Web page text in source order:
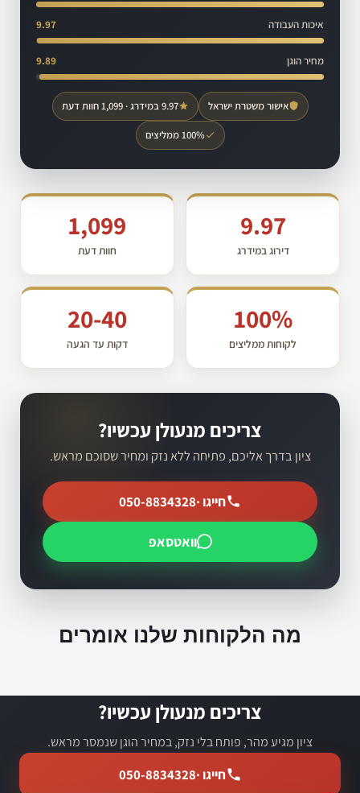
איכות העבודה 9.97
מחיר הוגן 9.89
אישור משטרת ישראל 9.97 במידרג · 1,099 חוות דעת
100% ממליצים
9.97
דירוג במידרג
1,099
חוות דעת
100%
לקוחות ממליצים
20-40
דקות עד הגעה
צריכים מנעולן עכשיו?
ציון בדרך אליכם, פתיחה ללא נזק ומחיר שסוכם מראש.
חייגו ·050-8834328
וואטסאפ
מה הלקוחות שלנו אומרים
צריכים מנעולן עכשיו?
ציון מגיע מהר, פותח בלי נזק, במחיר הוגן שנמסר מראש.
חייגו ·050-8834328